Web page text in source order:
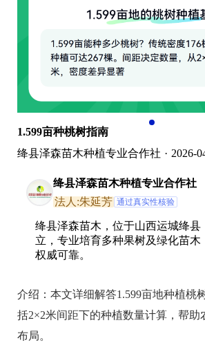
1.599亩种桃树指南
绛县泽森苗木种植专业合作社 · 2026-
绛县泽森苗木种植专业合作社
法人:朱延芳 通过真实性核验
绛县泽森苗木，位于山西运城绛县
立，专业培育多种果树及绿化苗木
权威可靠。
介绍： 本文详细解答1.599亩地种植桃
括2×2米间距下的种植数量计算，帮助
布局。